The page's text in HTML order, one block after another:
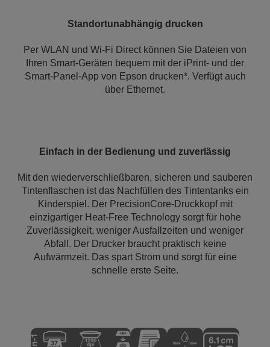
Standortunabhängig drucken
Per WLAN und Wi-Fi Direct können Sie Dateien von
Ihren Smart-Geräten bequem mit der iPrint- und der
Smart-Panel-App von Epson drucken*. Verfügt auch
über Ethernet.
Einfach in der Bedienung und zuverlässig
Mit den wiederverschließbaren, sicheren und sauberen
Tintenflaschen ist das Nachfüllen des Tintentanks ein
Kinderspiel. Der PrecisionCore-Druckkopf mit
einzigartiger Heat-Free Technology sorgt für hohe
Zuverlässigkeit, weniger Ausfallzeiten und weniger
Abfall. Der Drucker braucht praktisch keine
Aufwärmzeit. Das spart Strom und sorgt für eine
schnelle erste Seite.